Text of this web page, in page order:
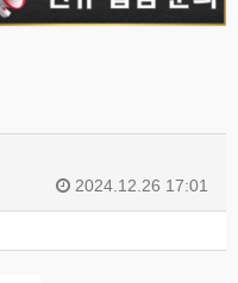
2024.12.26 17:01